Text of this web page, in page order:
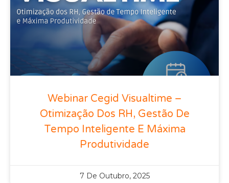
Webinar Cegid Visualtime –
Otimização Dos RH, Gestão De
Tempo Inteligente E Máxima
Produtividade
7 De Outubro, 2025